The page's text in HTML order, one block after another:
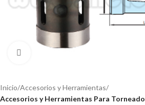
Inicio Accesorios y Herramientas
Accesorios y Herramientas Para Torneado